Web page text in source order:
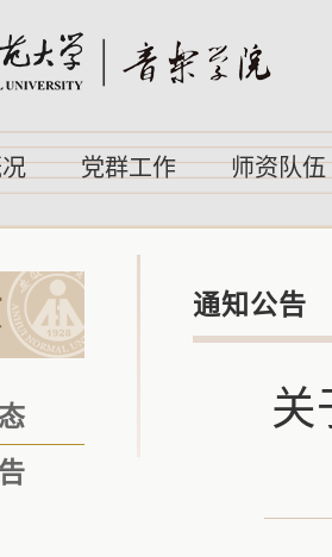
党群工作 师资队伍
通知公告
关